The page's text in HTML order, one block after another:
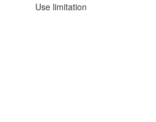
Use limitation